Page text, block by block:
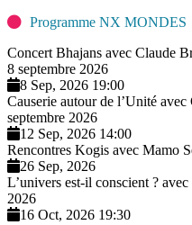
Programme NX MONDES
Concert Bhajans avec Claude
8 septembre 2026
8 Sep, 2026 19:00
Causerie autour de l’Unité
septembre 2026
12 Sep, 2026 14:00
Rencontres Kogis avec Mamo
26 Sep, 2026
L’univers est-il conscient ?
2026
16 Oct, 2026 19:30